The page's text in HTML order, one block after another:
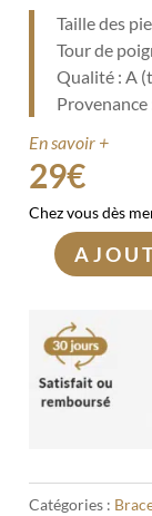
Taille des
Tour de
Qualité : A
En savoir +
29€
Chez vous dès
quantité
Bracelet
Piétersite
8mm
Catégories :